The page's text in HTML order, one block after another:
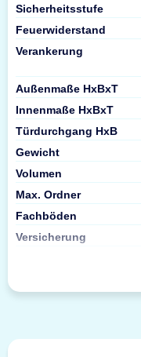
Sicherheitsstufe
Feuerwiderstand
Verankerung
Außenmaße HxBxT
Innenmaße HxBxT
Türdurchgang HxB
Gewicht
Volumen
Max. Ordner
Fachböden
Versicherung